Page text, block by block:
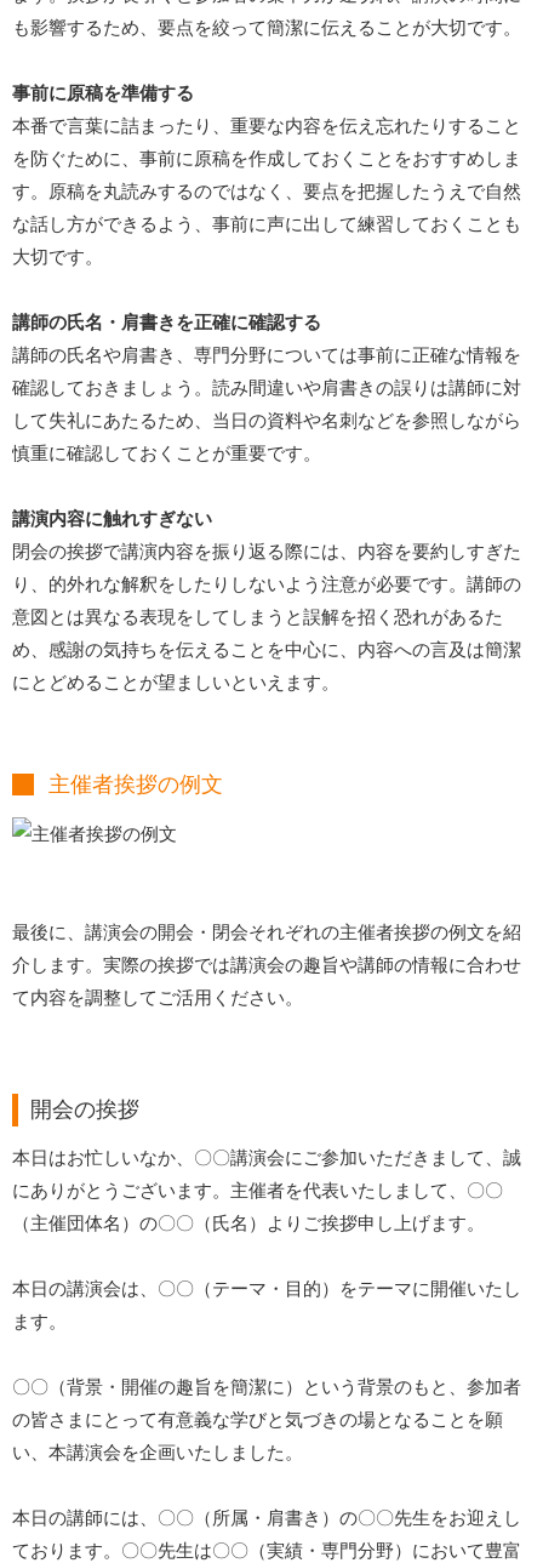
も影響するため、要点を絞って簡潔に伝えることが大切です。
事前に原稿を準備する
本番で言葉に詰まったり、重要な内容を伝え忘れたりすること
を防ぐために、事前に原稿を作成しておくことをおすすめしま
す。原稿を丸読みするのではなく、要点を把握したうえで自然
な話し方ができるよう、事前に声に出して練習しておくことも
大切です。
講師の氏名・肩書きを正確に確認する
講師の氏名や肩書き、専門分野については事前に正確な情報を
確認しておきましょう。読み間違いや肩書きの誤りは講師に対
して失礼にあたるため、当日の資料や名刺などを参照しながら
慎重に確認しておくことが重要です。
講演内容に触れすぎない
閉会の挨拶で講演内容を振り返る際には、内容を要約しすぎた
り、的外れな解釈をしたりしないよう注意が必要です。講師の
意図とは異なる表現をしてしまうと誤解を招く恐れがあるた
め、感謝の気持ちを伝えることを中心に、内容への言及は簡潔
にとどめることが望ましいといえます。
主催者挨拶の例文
最後に、講演会の開会・閉会それぞれの主催者挨拶の例文を紹
介します。実際の挨拶では講演会の趣旨や講師の情報に合わせ
て内容を調整してご活用ください。
開会の挨拶
本日はお忙しいなか、〇〇講演会にご参加いただきまして、誠
にありがとうございます。主催者を代表いたしまして、〇〇
（主催団体名）の〇〇（氏名）よりご挨拶申し上げます。
本日の講演会は、〇〇（テーマ・目的）をテーマに開催いたし
ます。
〇〇（背景・開催の趣旨を簡潔に）という背景のもと、参加者
の皆さまにとって有意義な学びと気づきの場となることを願
い、本講演会を企画いたしました。
本日の講師には、〇〇（所属・肩書き）の〇〇先生をお迎えし
ております。〇〇先生は〇〇（実績・専門分野）において豊富